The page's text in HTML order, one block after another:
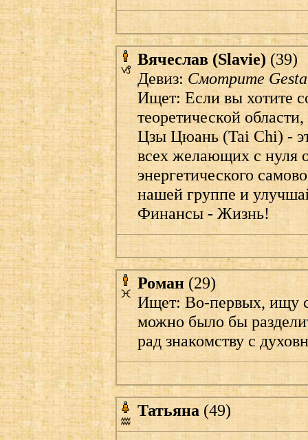
Вячеслав (Slavie) (39)
Девиз:Смотрите
Ищет: Если вы хотите
теоретической
Цзы Цюань (Tai Chi) -
всех желающих с нуля
энергетического
нашей группе и
Финансы - Жизнь!
Роман (29)
Ищет: Во-первых, ищу
можно было бы
рад знакомству с
Татьяна (49)